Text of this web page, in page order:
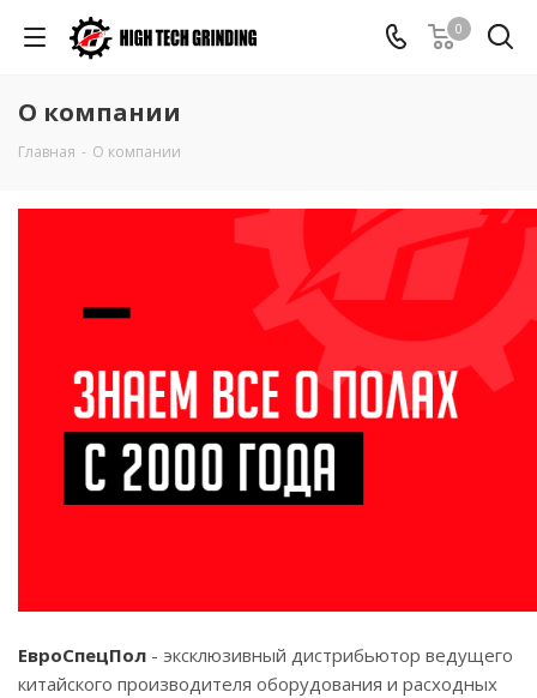
0
О компании
Главная - О компании
ЕвроСпецПол - эксклюзивный дистрибьютор ведущего
китайского производителя оборудования и расходных